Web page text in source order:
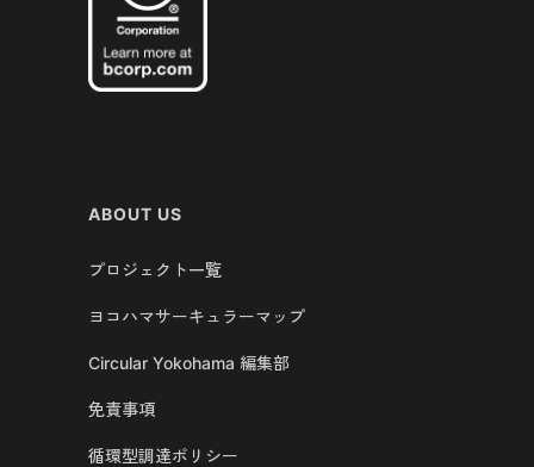
ABOUT US
プロジェクト一覧
ヨコハマサーキュラーマップ
Circular Yokohama 編集部
免責事項
循環型調達ポリシー